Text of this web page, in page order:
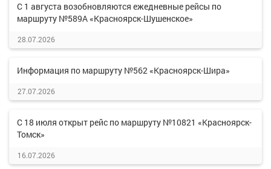
С 1 августа возобновляются ежедневные рейсы по
маршруту №589А «Красноярск-Шушенское»
28.07.2026
Информация по маршруту №562 «Красноярск-Шира»
27.07.2026
С 18 июля открыт рейс по маршруту №10821 «Красноярск-
Томск»
16.07.2026